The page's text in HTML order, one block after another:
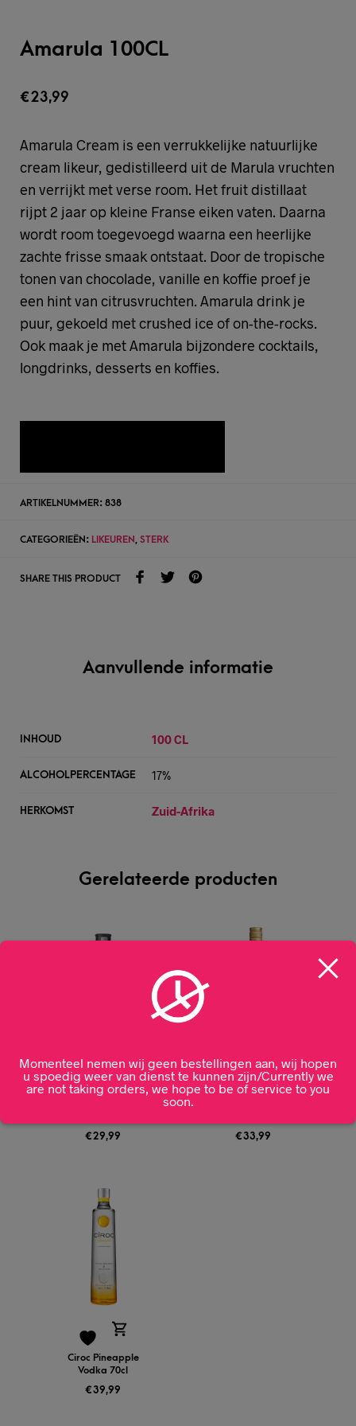
Amarula 100CL
€23,99
Amarula Cream is een verrukkelijke natuurlijke
cream likeur, gedistilleerd uit de Marula vruchten
en verrijkt met verse room. Het fruit distillaat
rijpt 2 jaar op kleine Franse eiken vaten. Daarna
wordt room toegevoegd waarna een heerlijke
zachte frisse smaak ontstaat. Door de tropische
tonen van chocolade, vanille en koffie proef je
een hint van citrusvruchten. Amarula drink je
puur, gekoeld met crushed ice of on-the-rocks.
Ook maak je met Amarula bijzondere cocktails,
longdrinks, desserts en koffies.
ARTIKELNUMMER: 838
CATEGORIEËN: LIKEUREN STERK
SHARE THIS PRODUCT
Aanvullende informatie
INHOUD 100 CL
ALCOHOLPERCENTAGE 17%
HERKOMST Zuid-Afrika
Gerelateerde producten
€29,99 €33,99
Ciroc Pineapple
Vodka 70cl
€39,99
Momenteel nemen wij geen bestellingen aan, wij hopen
u spoedig weer van dienst te kunnen zijn/Currently we
are not taking orders, we hope to be of service to you
soon.